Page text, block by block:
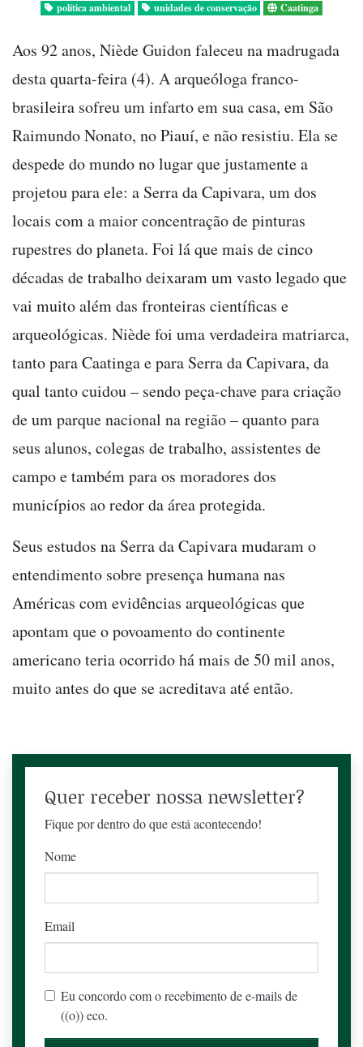
política ambiental
unidades de conservação Caatinga
Aos 92 anos, Niède Guidon faleceu na madrugada
desta quarta-feira (4). A arqueóloga franco-
brasileira sofreu um infarto em sua casa, em São
Raimundo Nonato, no Piauí, e não resistiu. Ela se
despede do mundo no lugar que justamente a
projetou para ele: a Serra da Capivara, um dos
locais com a maior concentração de pinturas
rupestres do planeta. Foi lá que mais de cinco
décadas de trabalho deixaram um vasto legado que
vai muito além das fronteiras científicas e
arqueológicas. Niède foi uma verdadeira matriarca,
tanto para Caatinga e para Serra da Capivara, da
qual tanto cuidou – sendo peça-chave para criação
de um parque nacional na região – quanto para
seus alunos, colegas de trabalho, assistentes de
campo e também para os moradores dos
municípios ao redor da área protegida.
Seus estudos na Serra da Capivara mudaram o
entendimento sobre presença humana nas
Américas com evidências arqueológicas que
apontam que o povoamento do continente
americano teria ocorrido há mais de 50 mil anos,
muito antes do que se acreditava até então.
Quer receber nossa newsletter?
Fique por dentro do que está acontecendo!
Nome
Email
Eu concordo com o recebimento de e-mails de
((o)) eco.